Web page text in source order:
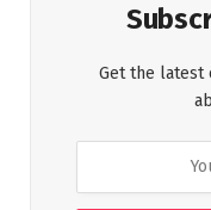
Get the latest